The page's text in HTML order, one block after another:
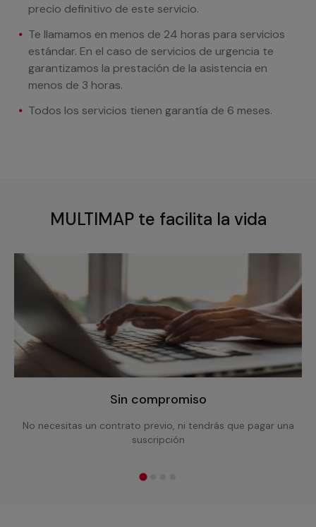
precio definitivo de este servicio.
Te llamamos en menos de 24 horas para servicios
estándar. En el caso de servicios de urgencia te
garantizamos la prestación de la asistencia en
menos de 3 horas.
Todos los servicios tienen garantía de 6 meses.
MULTIMAP te facilita la vida
Sin compromiso
No necesitas un contrato previo, ni tendrás que pagar una
suscripción